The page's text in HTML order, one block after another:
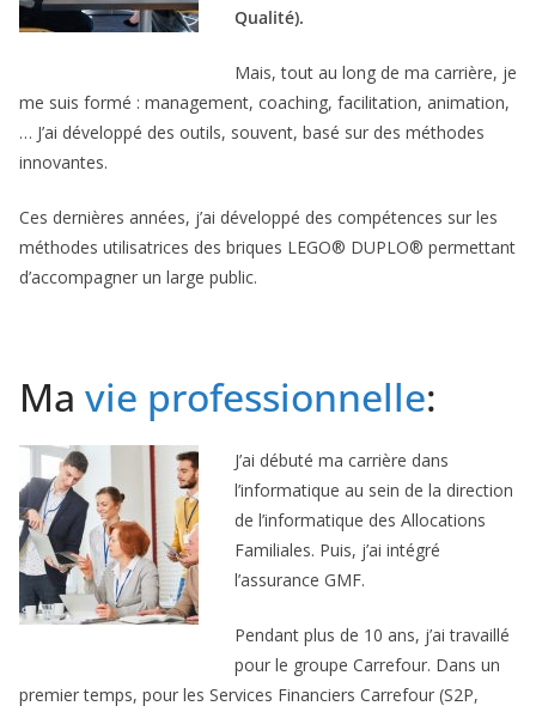
Qualité).
Mais, tout au long de ma carrière, je
me suis formé : management, coaching, facilitation, animation,
… J’ai développé des outils, souvent, basé sur des méthodes
innovantes.
Ces dernières années, j’ai développé des compétences sur les
méthodes utilisatrices des briques LEGO® DUPLO® permettant
d’accompagner un large public.
Ma vie professionnelle:
J’ai débuté ma carrière dans
l’informatique au sein de la direction
de l’informatique des Allocations
Familiales. Puis, j’ai intégré
l’assurance GMF.
Pendant plus de 10 ans, j’ai travaillé
pour le groupe Carrefour. Dans un
premier temps, pour les Services Financiers Carrefour (S2P,